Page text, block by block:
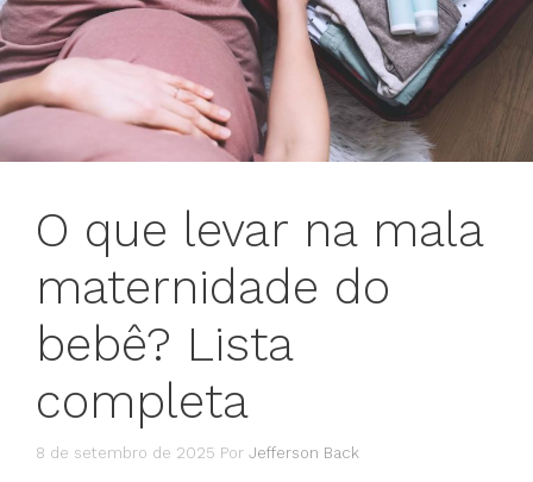
O que levar na mala
maternidade do
bebê? Lista
completa
8 de setembro de 2025 Por Jefferson Back